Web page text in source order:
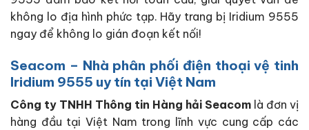
không lo địa hình phức tạp. Hãy trang bị Iridium 9555
ngay để không lo gián đoạn kết nối!
Seacom – Nhà phân phối điện thoại vệ tinh
Iridium 9555 uy tín tại Việt Nam
Công ty TNHH Thông tin Hàng hải Seacom là đơn vị
hàng đầu tại Việt Nam trong lĩnh vực cung cấp các